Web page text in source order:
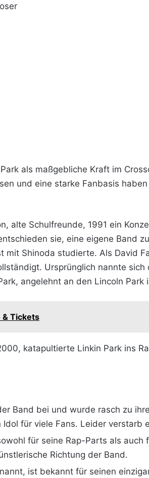
als maßgebliche Kraft im
und eine starke Fanbasis
alte Schulfreunde, 1991 ein
sie, eine eigene Band
Shinoda studierte. Als David
Ursprünglich nannte
angelehnt an den Lincoln Park
& Tickets
katapultierte Linkin Park ins
Band bei und wurde rasch zu
für viele Fans. Leider verstarb
für seine Rap-Parts als
Richtung der Band.
ist bekannt für seinen